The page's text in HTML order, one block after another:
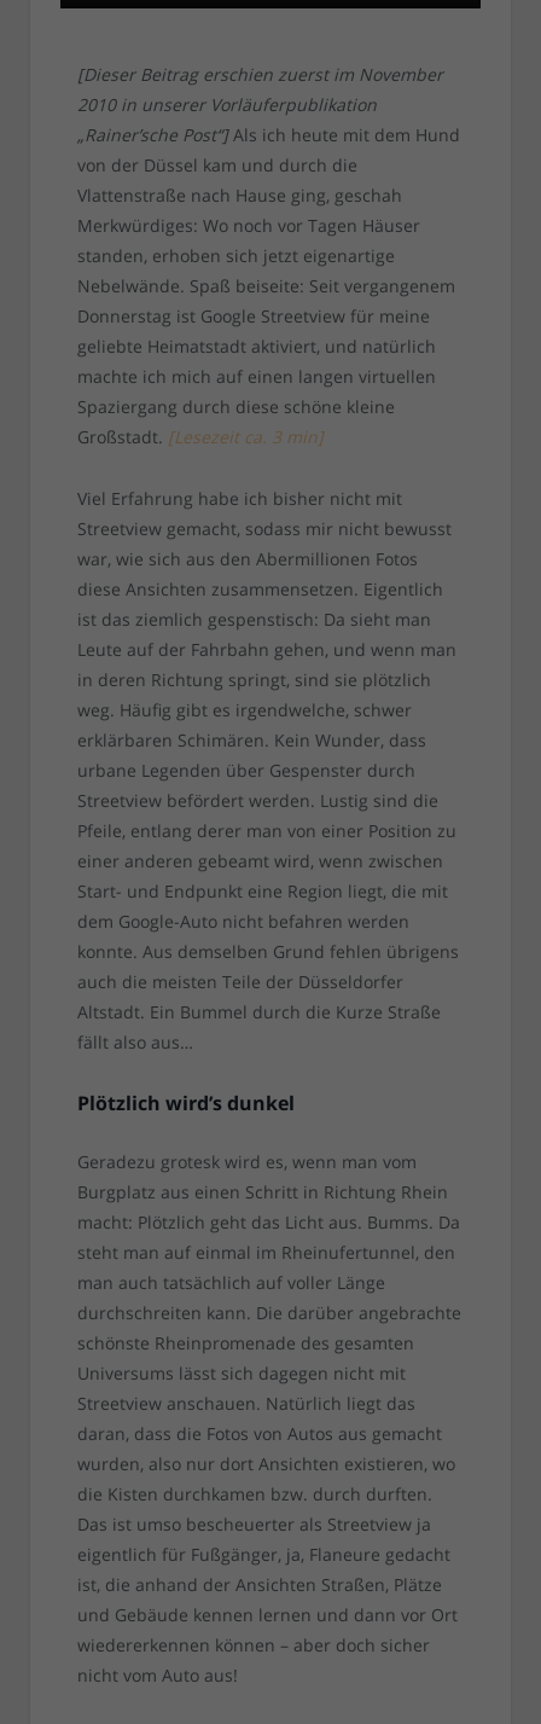
[Dieser Beitrag erschien zuerst im November
2010 in unserer Vorläuferpublikation
„Rainer’sche Post“]Als ich heute mit dem Hund
von der Düssel kam und durch die
Vlattenstraße nach Hause ging, geschah
Merkwürdiges: Wo noch vor Tagen Häuser
standen, erhoben sich jetzt eigenartige
Nebelwände. Spaß beiseite: Seit vergangenem
Donnerstag ist Google Streetview für meine
geliebte Heimatstadt aktiviert, und natürlich
machte ich mich auf einen langen virtuellen
Spaziergang durch diese schöne kleine
Großstadt. [Lesezeit ca. 3 min]
Viel Erfahrung habe ich bisher nicht mit
Streetview gemacht, sodass mir nicht bewusst
war, wie sich aus den Abermillionen Fotos
diese Ansichten zusammensetzen. Eigentlich
ist das ziemlich gespenstisch: Da sieht man
Leute auf der Fahrbahn gehen, und wenn man
in deren Richtung springt, sind sie plötzlich
weg. Häufig gibt es irgendwelche, schwer
erklärbaren Schimären. Kein Wunder, dass
urbane Legenden über Gespenster durch
Streetview befördert werden. Lustig sind die
Pfeile, entlang derer man von einer Position zu
einer anderen gebeamt wird, wenn zwischen
Start- und Endpunkt eine Region liegt, die mit
dem Google-Auto nicht befahren werden
konnte. Aus demselben Grund fehlen übrigens
auch die meisten Teile der Düsseldorfer
Altstadt. Ein Bummel durch die Kurze Straße
fällt also aus…
Plötzlich wird’s dunkel
Geradezu grotesk wird es, wenn man vom
Burgplatz aus einen Schritt in Richtung Rhein
macht: Plötzlich geht das Licht aus. Bumms. Da
steht man auf einmal im Rheinufertunnel, den
man auch tatsächlich auf voller Länge
durchschreiten kann. Die darüber angebrachte
schönste Rheinpromenade des gesamten
Universums lässt sich dagegen nicht mit
Streetview anschauen. Natürlich liegt das
daran, dass die Fotos von Autos aus gemacht
wurden, also nur dort Ansichten existieren, wo
die Kisten durchkamen bzw. durch durften.
Das ist umso bescheuerter als Streetview ja
eigentlich für Fußgänger, ja, Flaneure gedacht
ist, die anhand der Ansichten Straßen, Plätze
und Gebäude kennen lernen und dann vor Ort
wiedererkennen können – aber doch sicher
nicht vom Auto aus!